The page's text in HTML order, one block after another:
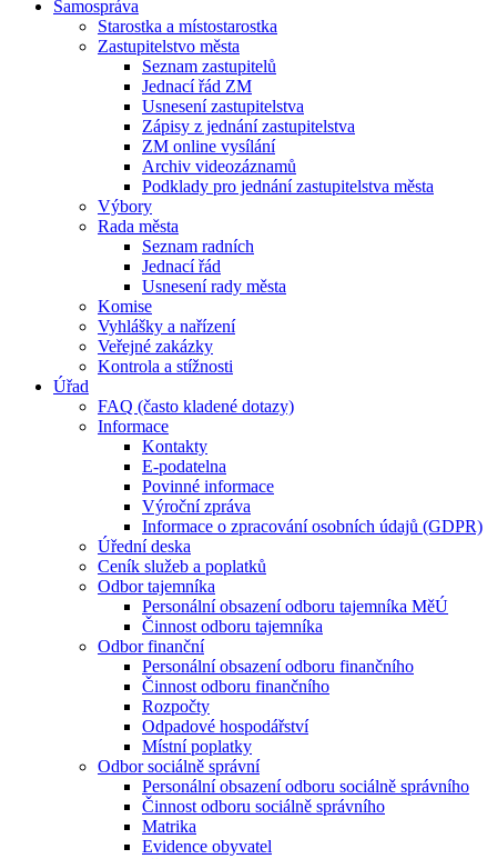
Samospráva
Starostka a místostarostka
Zastupitelstvo města
Seznam zastupitelů
Jednací řád ZM
Usnesení zastupitelstva
Zápisy z jednání zastupitelstva
ZM online vysílání
Archiv videozáznamů
Podklady pro jednání zastupitelstva města
Výbory
Rada města
Seznam radních
Jednací řád
Usnesení rady města
Komise
Vyhlášky a nařízení
Veřejné zakázky
Kontrola a stížnosti
Úřad
FAQ (často kladené dotazy)
Informace
Kontakty
E-podatelna
Povinné informace
Výroční zpráva
Informace o zpracování osobních údajů (GDPR)
Úřední deska
Ceník služeb a poplatků
Odbor tajemníka
Personální obsazení odboru tajemníka MěÚ
Činnost odboru tajemníka
Odbor finanční
Personální obsazení odboru finančního
Činnost odboru finančního
Rozpočty
Odpadové hospodářství
Místní poplatky
Odbor sociálně správní
Personální obsazení odboru sociálně správního
Činnost odboru sociálně správního
Matrika
Evidence obyvatel